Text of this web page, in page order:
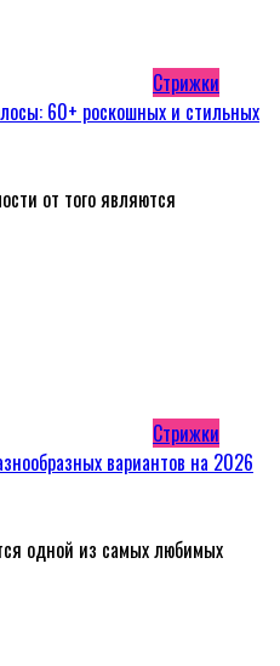
Стрижки
60+ роскошных и стильных
от того являются
Стрижки
вариантов на 2026
одной из самых любимых